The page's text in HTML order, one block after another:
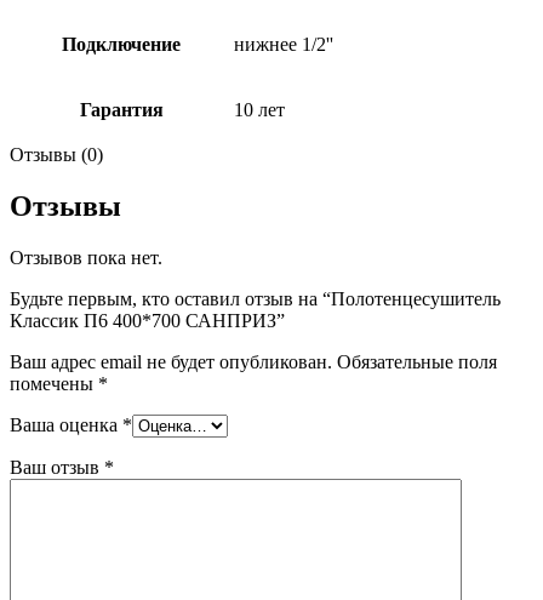
Подключение нижнее 1/2''
Гарантия 10 лет
Отзывы (0)
Отзывы
Отзывов пока нет.
Будьте первым, кто оставил отзыв на “Полотенцесушитель
Классик П6 400*700 САНПРИЗ”
Ваш адрес email не будет опубликован. Обязательные поля
помечены *
Ваша оценка *
Ваш отзыв *